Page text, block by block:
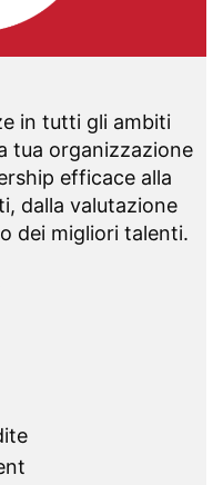
in tutti gli ambiti
tua organizzazione
efficace alla
dalla valutazione
dei migliori talenti.